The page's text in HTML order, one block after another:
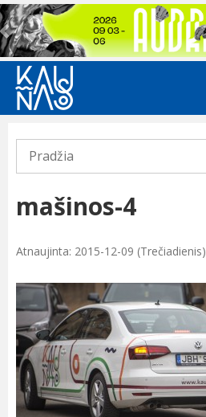
Previous
Pradžia
mašinos-4
Atnaujinta: 2015-12-09 (Trečiadienis)